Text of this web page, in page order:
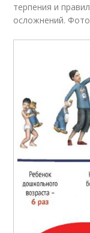
терпения и
осложнений.